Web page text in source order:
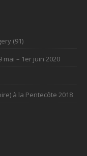
(91)
mai – 1er juin 2020
à la Pentecôte 2018